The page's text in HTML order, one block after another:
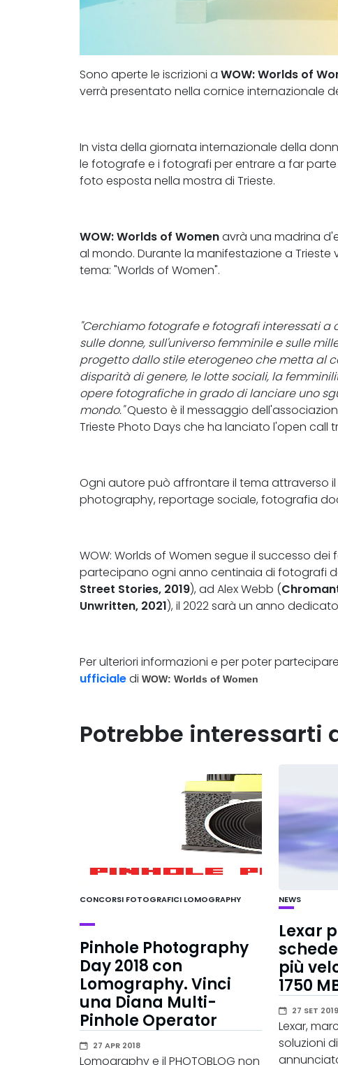
Sono aperte le iscrizioni a WOW: Worlds of
verrà presentato nella cornice internazionale
In vista della giornata internazionale della
le fotografe e i fotografi per entrare a far
foto esposta nella mostra di Trieste.
WOW: Worlds of Womenavrà una madrina
al mondo. Durante la manifestazione a
tema: "Worlds of Women".
"Cerchiamo fotografe e fotografi interessati
sulle donne, sull'universo femminile e sulle
progetto dallo stile eterogeneo che metta al
disparità di genere, le lotte sociali, la
opere fotografiche in grado di lanciare uno
mondo."Questo è il messaggio
Trieste Photo Days che ha lanciato l'open call
Ogni autore può affrontare il tema attraverso
photography, reportage sociale, fotografia
WOW: Worlds of Women segue il successo
partecipano ogni anno centinaia di fotografi
Street Stories, 2019), ad Alex Webb (
Unwritten, 2021), il 2022 sarà un anno
Per ulteriori informazioni e per poter
ufficialedi WOW: Worlds of Women
Potrebbe interessarti
CONCORSI FOTOGRAFICI LOMOGRAPHY
Pinhole Photography
Day 2018 con
Lomography. Vinci
una Diana Multi-
Pinhole Operator
27 APR 2018
Lomography e il PHOTOBLOG non
NEWS
Lexar
più
1750
27 SET 2019
Lexar,
soluzioni